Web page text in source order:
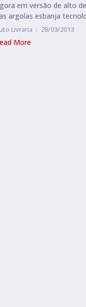
em versão de alto
argolas esbanja
Livraria 28/03/2013
More